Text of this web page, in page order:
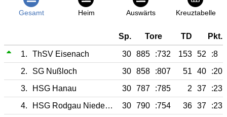
Gesamt Heim Auswärts Kreuztabelle
Sp. Tore TD Pkt.
1. ThSV Eisenach 30 885 :732 153 52
:8
2.
SG Nußloch 30 858 :807 51 40
:20
3.
HSG Hanau 30 787 :785 2 37
:23
4.
HSG Rodgau Nieder Roden 30 790 :754 36 37
:23